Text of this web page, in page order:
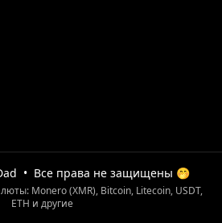
• Все права не защищены 🤭
Monero (XMR), Bitcoin, Litecoin, USDT,
ETH и другие